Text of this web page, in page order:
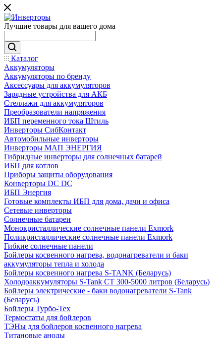
Лучшие товары для вашего дома
Каталог
Аккумуляторы
Аккумуляторы по бренду
Аксессуары для аккумуляторов
Зарядные устройства для АКБ
Стеллажи для аккумуляторов
Преобразователи напряжения
ИБП переменного тока Штиль
Инверторы СибКонтакт
Автомобильные инверторы
Инверторы МАП ЭНЕРГИЯ
Гибридные инверторы для солнечных батарей
ИБП для котлов
Приборы защиты оборудования
Конверторы DC DC
ИБП Энергия
Готовые комплекты ИБП для дома, дачи и офиса
Сетевые инверторы
Солнечные батареи
Монокристаллические солнечные панели Exmork
Поликристаллические солнечные панели Exmork
Гибкие солнечные панели
Бойлеры косвенного нагрева, водонагреватели и баки
аккумуляторы тепла и холода
Бойлеры косвенного нагрева S-TANK (Беларусь)
Холодоаккумуляторы S-Tank СТ 300-5000 литров (Беларусь)
Бойлеры электрические - баки водонагреватели S-Tank
(Беларусь)
Бойлеры Турбо-Тех
Термостаты для бойлеров
ТЭНы для бойлеров косвенного нагрева
Титановые аноды